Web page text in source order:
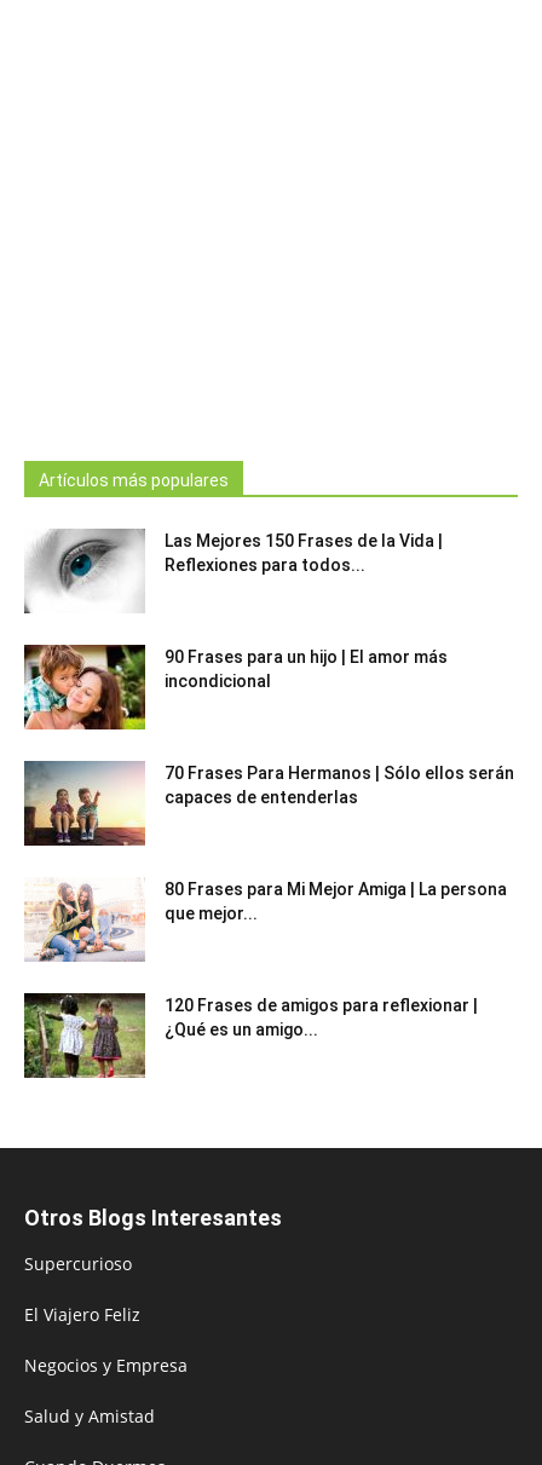
Artículos más populares
Las Mejores 150 Frases de la Vida |
Reflexiones para todos...
90 Frases para un hijo | El amor más
incondicional
70 Frases Para Hermanos | Sólo ellos serán
capaces de entenderlas
80 Frases para Mi Mejor Amiga | La persona
que mejor...
120 Frases de amigos para reflexionar |
¿Qué es un amigo...
Otros Blogs Interesantes
Supercurioso
El Viajero Feliz
Negocios y Empresa
Salud y Amistad